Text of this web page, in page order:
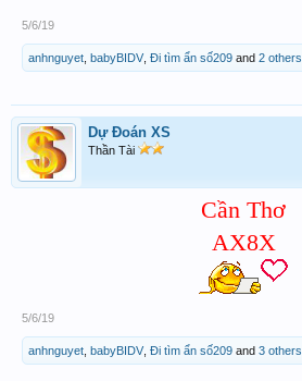
5/6/19
anhnguyet babyBIDV Đi tìm ẩn số209 and 2 others
Dự Đoán XS
Thần Tài
Cần Thơ
AX8X
5/6/19
anhnguyet babyBIDV Đi tìm ẩn số209 and 3 others